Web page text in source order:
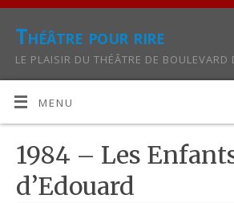
Théâtre pour rire
LE PLAISIR DU THÉÂTRE DE
MENU
1984 – Les
d’Edouard